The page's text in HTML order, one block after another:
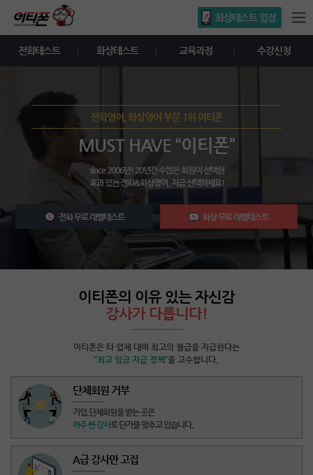
화상테스트 입장
전화테스트 화상테스트 교육과정 수강신청
전화영어, 화상영어 부문 1위 이티폰
MUST HAVE “이티폰”
since 2006년! 20년간 수많은 회원이 선택한
효과 있는 전화&화상영어. 지금 선택하세요!
전화 무료 레벨테스트 화상 무료 레벨테스트
이티폰의 이유 있는 자신감
강사가 다릅니다!
이티폰은 타 업체 대비 최고의 월급을 지급한다는
“최고 임금 지급 정책”을 고수합니다.
단체회원 거부
기업,단체회원을 받는 곳은
아주 싼 강사로 단가를 맞추고 있습니다.
A급 강사만 고집